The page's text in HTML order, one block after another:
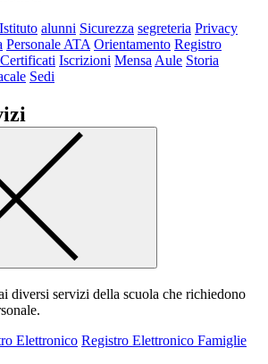
Istituto alunni Sicurezza segreteria Privacy
Personale ATA Orientamento Registro
Certificati Iscrizioni Mensa Aule Storia
Sedi
diversi servizi della scuola che richiedono
Elettronico Registro Elettronico Famiglie